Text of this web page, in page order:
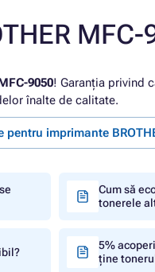
MFC-
9050! Garanția privind
înalte de calitate.
pentru imprimante
Cum să
tonerele
5%
ține